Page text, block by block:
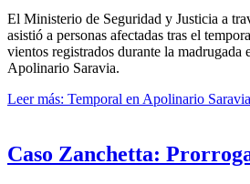
El Ministerio de Seguridad y Justicia a
asistió a personas afectadas tras el
vientos registrados durante la madrugada
Apolinario Saravia.
Leer más: Temporal en Apolinario Saravia
Caso Zanchetta: